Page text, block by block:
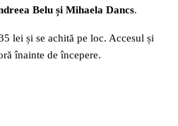
Belu și Mihaela Dancs.
lei și se achită pe loc. Accesul și
înainte de începere.